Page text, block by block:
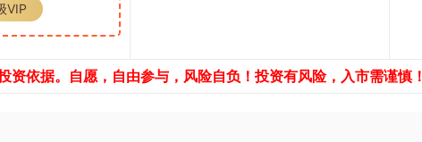
VIP
依据。自愿，自由参与，风险自负！投资有风险，入市需谨慎！